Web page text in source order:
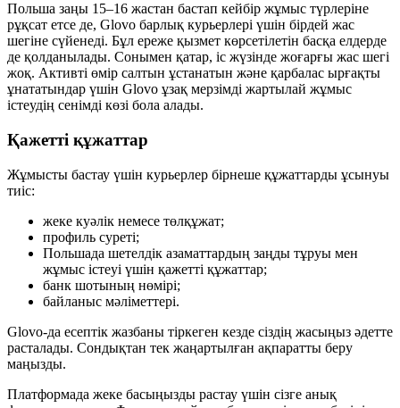
Польша заңы 15–16 жастан бастап кейбір жұмыс түрлеріне
рұқсат етсе де, Glovo барлық курьерлері үшін бірдей жас
шегіне сүйенеді. Бұл ереже қызмет көрсетілетін басқа елдерде
де қолданылады. Сонымен қатар, іс жүзінде жоғарғы жас шегі
жоқ. Активті өмір салтын ұстанатын және қарбалас ырғақты
ұнататындар үшін Glovo ұзақ мерзімді жартылай жұмыс
істеудің сенімді көзі бола алады.
Қажетті құжаттар
Жұмысты бастау үшін курьерлер бірнеше құжаттарды ұсынуы
тиіс:
жеке куәлік немесе төлқұжат;
профиль суреті;
Польшада шетелдік азаматтардың заңды тұруы мен
жұмыс істеуі үшін қажетті құжаттар;
банк шотының нөмірі;
байланыс мәліметтері.
Glovo-да есептік жазбаны тіркеген кезде сіздің жасыңыз әдетте
расталады. Сондықтан тек жаңартылған ақпаратты беру
маңызды.
Платформада жеке басыңызды растау үшін сізге анық